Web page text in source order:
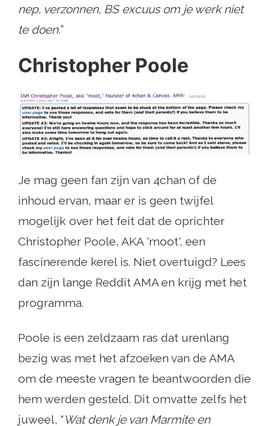
nep, verzonnen, BS excuus om je werk niet
te doen.”
Christopher Poole
Je mag geen fan zijn van 4chan of de
inhoud ervan, maar er is geen twijfel
mogelijk over het feit dat de oprichter
Christopher Poole, AKA 'moot', een
fascinerende kerel is. Niet overtuigd? Lees
dan zijn lange Reddit AMA en krijg met het
programma.
Poole is een zeldzaam ras dat urenlang
bezig was met het afzoeken van de AMA
om de meeste vragen te beantwoorden die
hem werden gesteld. Dit omvatte zelfs het
juweel, “Wat denk je van Marmite en